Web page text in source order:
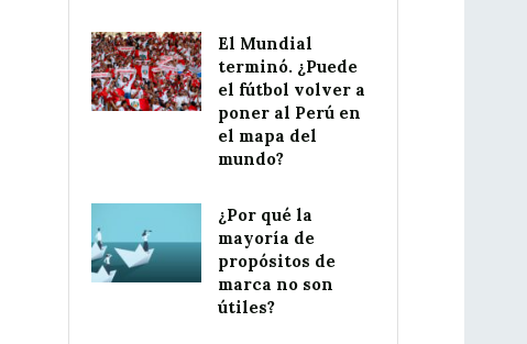
El Mundial
terminó. ¿Puede
el fútbol volver a
poner al Perú en
el mapa del
mundo?
¿Por qué la
mayoría de
propósitos de
marca no son
útiles?